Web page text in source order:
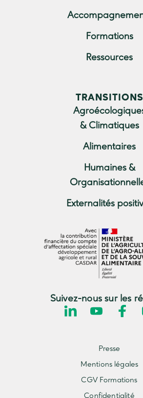
Formations
Ressources
TRANSITIONS
& Climatiques
Alimentaires
Humaines &
Externalités
Suivez-nous sur les
Presse
Mentions légales
CGV Formations
Confidentialité